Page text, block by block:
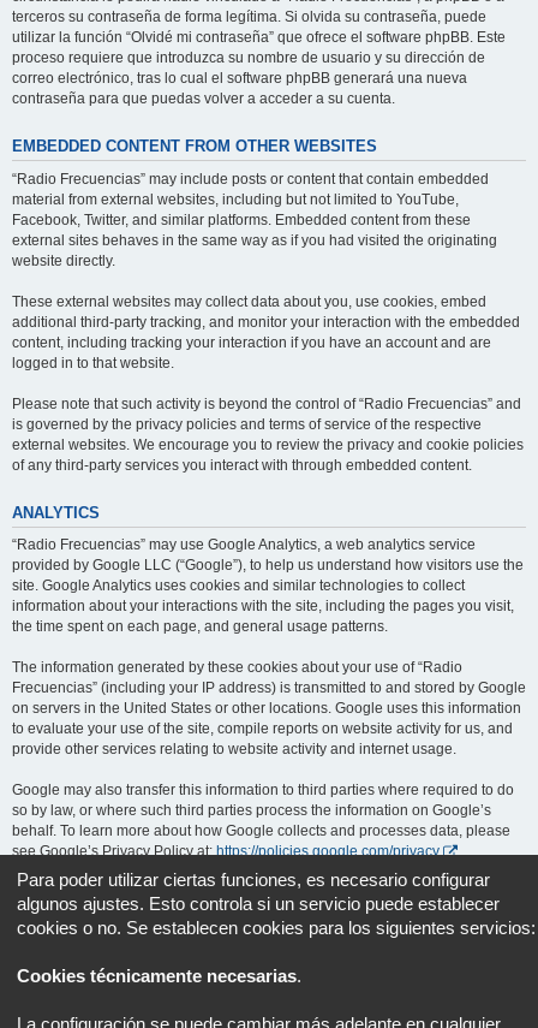
terceros su contraseña de forma legítima. Si olvida su contraseña, puede
utilizar la función “Olvidé mi contraseña” que ofrece el software phpBB. Este
proceso requiere que introduzca su nombre de usuario y su dirección de
correo electrónico, tras lo cual el software phpBB generará una nueva
contraseña para que puedas volver a acceder a su cuenta.
EMBEDDED CONTENT FROM OTHER WEBSITES
“Radio Frecuencias” may include posts or content that contain embedded
material from external websites, including but not limited to YouTube,
Facebook, Twitter, and similar platforms. Embedded content from these
external sites behaves in the same way as if you had visited the originating
website directly.
These external websites may collect data about you, use cookies, embed
additional third-party tracking, and monitor your interaction with the embedded
content, including tracking your interaction if you have an account and are
logged in to that website.
Please note that such activity is beyond the control of “Radio Frecuencias” and
is governed by the privacy policies and terms of service of the respective
external websites. We encourage you to review the privacy and cookie policies
of any third-party services you interact with through embedded content.
ANALYTICS
“Radio Frecuencias” may use Google Analytics, a web analytics service
provided by Google LLC (“Google”), to help us understand how visitors use the
site. Google Analytics uses cookies and similar technologies to collect
information about your interactions with the site, including the pages you visit,
the time spent on each page, and general usage patterns.
The information generated by these cookies about your use of “Radio
Frecuencias” (including your IP address) is transmitted to and stored by Google
on servers in the United States or other locations. Google uses this information
to evaluate your use of the site, compile reports on website activity for us, and
provide other services relating to website activity and internet usage.
Google may also transfer this information to third parties where required to do
so by law, or where such third parties process the information on Google’s
behalf. To learn more about how Google collects and processes data, please
see Google’s Privacy Policy at:https://policies.google.com/privacy .
You can opt out of Google Analytics by installing the Google Analytics opt-out
browser add-on, available at:https://tools.google.com/dlpage/gaoptout .
Portal Foro
Para poder utilizar ciertas funciones, es necesario configurar
algunos ajustes. Esto controla si un servicio puede establecer
cookies o no. Se establecen cookies para los siguientes servicios:
Cookies técnicamente necesarias.